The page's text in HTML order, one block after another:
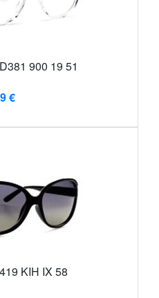
900 19 51
€
KIH IX 58